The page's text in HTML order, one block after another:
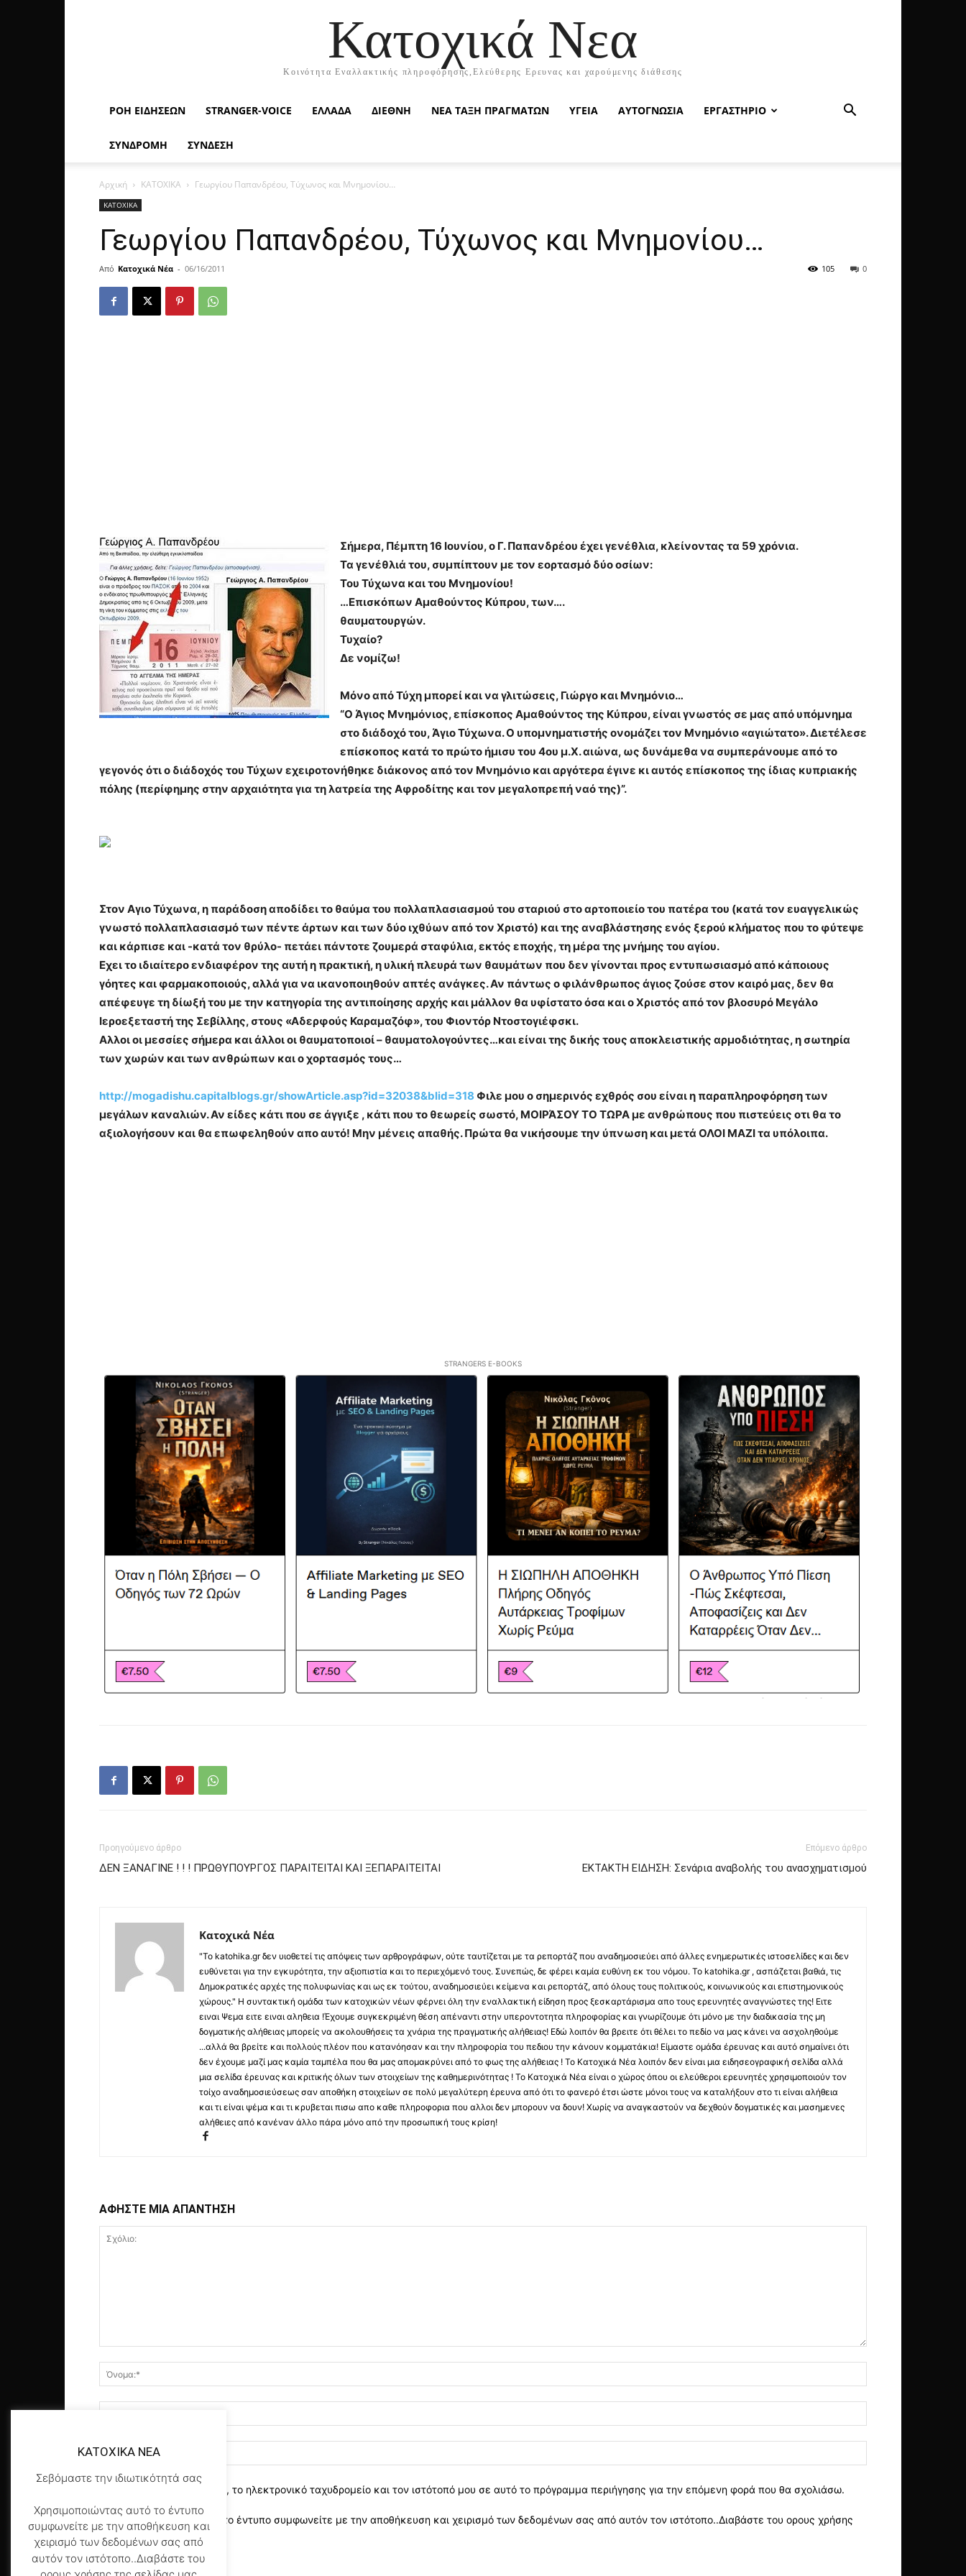
Κατοχικά Νεα
Κοινότητα Εναλλακτικής πληροφόρησης,Ελεύθερης Ερευνας και χαρούμενης διάθεσης
ΡΟΉ ΕΙΔΉΣΕΩΝ STRANGER-VOICE ΕΛΛΑΔΑ ΔΙΕΘΝΗ ΝΕΑ ΤΑΞΗ ΠΡΑΓΜΑΤΩΝ ΥΓΕΙΑ ΑΥΤΟΓΝΩΣΙΑ ΕΡΓΑΣΤΗΡΙΟ
ΣΥΝΔΡΟΜΗ ΣΥΝΔΕΣΗ
Αρχική ΚΑΤΟΧΙΚΑ Γεωργίου Παπανδρέου, Τύχωνος και Μνημονίου…
ΚΑΤΟΧΙΚΑ
Γεωργίου Παπανδρέου, Τύχωνος και Μνημονίου…
Από Κατοχικά Νέα - 06/16/2011 0
105
Σήμερα, Πέμπτη 16 Ιουνίου, ο Γ. Παπανδρέου έχει γενέθλια, κλείνοντας τα 59 χρόνια.
Τα γενέθλιά του, συμπίπτουν με τον εορτασμό δύο οσίων:
Του Τύχωνα και του Μνημονίου!
…Επισκόπων Αμαθούντος Κύπρου, των….
θαυματουργών.
Τυχαίο?
Δε νομίζω!
Μόνο από Τύχη μπορεί και να γλιτώσεις, Γιώργο και Μνημόνιο…
“Ο Άγιος Μνημόνιος, επίσκοπος Αμαθούντος της Κύπρου, είναι γνωστός σε μας από υπόμνημα
στο διάδοχό του, Άγιο Τύχωνα. Ο υπομνηματιστής ονομάζει τον Μνημόνιο «αγιώτατο». Διετέλεσε
επίσκοπος κατά το πρώτο ήμισυ του 4ου μ.Χ. αιώνα, ως δυνάμεθα να συμπεράνουμε από το
γεγονός ότι ο διάδοχός του Τύχων εχειροτονήθηκε διάκονος από τον Μνημόνιο και αργότερα έγινε κι αυτός επίσκοπος της ίδιας κυπριακής
πόλης (περίφημης στην αρχαιότητα για τη λατρεία της Αφροδίτης και τον μεγαλοπρεπή ναό της)”.
Στον Αγιο Τύχωνα, η παράδοση αποδίδει το θαύμα του πολλαπλασιασμού του σταριού στο αρτοποιείο του πατέρα του (κατά τον ευαγγελικώς
γνωστό πολλαπλασιασμό των πέντε άρτων και των δύο ιχθύων από τον Χριστό) και της αναβλάστησης ενός ξερού κλήματος που το φύτεψε
και κάρπισε και -κατά τον θρύλο- πετάει πάντοτε ζουμερά σταφύλια, εκτός εποχής, τη μέρα της μνήμης του αγίου.
Εχει το ιδιαίτερο ενδιαφέρον της αυτή η πρακτική, η υλική πλευρά των θαυμάτων που δεν γίνονται προς εντυπωσιασμό από κάποιους
γόητες και φαρμακοποιούς, αλλά για να ικανοποιηθούν απτές ανάγκες. Αν πάντως ο φιλάνθρωπος άγιος ζούσε στον καιρό μας, δεν θα
απέφευγε τη δίωξή του με την κατηγορία της αντιποίησης αρχής και μάλλον θα υφίστατο όσα και ο Χριστός από τον βλοσυρό Μεγάλο
Ιεροεξεταστή της Σεβίλλης, στους «Αδερφούς Καραμαζόφ», του Φιοντόρ Ντοστογιέφσκι.
Αλλοι οι μεσσίες σήμερα και άλλοι οι θαυματοποιοί – θαυματολογούντες…και είναι της δικής τους αποκλειστικής αρμοδιότητας, η σωτηρία
των χωρών και των ανθρώπων και ο χορτασμός τους…
http://mogadishu.capitalblogs.gr/showArticle.asp?id=32038&blid=318 Φιλε μου ο σημερινός εχθρός σου είναι η παραπληροφόρηση των
μεγάλων καναλιών. Αν είδες κάτι που σε άγγιξε , κάτι που το θεωρείς σωστό, ΜΟΙΡΆΣΟΥ ΤΟ ΤΩΡΑ με ανθρώπους που πιστεύεις οτι θα το
αξιολογήσουν και θα επωφεληθούν απο αυτό! Μην μένεις απαθής. Πρώτα θα νικήσουμε την ύπνωση και μετά ΟΛΟΙ ΜΑΖΙ τα υπόλοιπα.
STRANGERS E-BOOKS
Προηγούμενο άρθρο
ΔΕΝ ΞΑΝΑΓΙΝΕ ! ! ! ΠΡΩΘΥΠΟΥΡΓΟΣ ΠΑΡΑΙΤΕΙΤΑΙ ΚΑΙ ΞΕΠΑΡΑΙΤΕΙΤΑΙ
Επόμενο άρθρο
ΕΚΤΑΚΤΗ ΕΙΔΗΣΗ: Σενάρια αναβολής του ανασχηματισμού
Κατοχικά Νέα
"Το katohika.gr δεν υιοθετεί τις απόψεις των αρθρογράφων, ούτε ταυτίζεται με τα ρεπορτάζ που αναδημοσιεύει από άλλες ενημερωτικές ιστοσελίδες και δεν
ευθύνεται για την εγκυρότητα, την αξιοπιστία και το περιεχόμενό τους. Συνεπώς, δε φέρει καμία ευθύνη εκ του νόμου. Το katohika.gr , ασπάζεται βαθιά, τις
Δημοκρατικές αρχές της πολυφωνίας και ως εκ τούτου, αναδημοσιεύει κείμενα και ρεπορτάζ, από όλους τους πολιτικούς, κοινωνικούς και επιστημονικούς
χώρους." Η συντακτική ομάδα των κατοχικών νέων φέρνει όλη την εναλλακτική είδηση προς ξεσκαρτάρισμα απο τους ερευνητές αναγνώστες της! Ειτε
ειναι Ψεμα ειτε ειναι αληθεια !Έχουμε συγκεκριμένη θέση απέναντι στην υπεροντοτητα πληροφορίας και γνωρίζουμε ότι μόνο με την διαδικασία της μη
δογματικής αλήθειας μπορείς να ακολουθήσεις τα χνάρια της πραγματικής αλήθειας! Εδώ λοιπόν θα βρειτε ότι θέλει το πεδίο να μας κάνει να ασχοληθούμε
...αλλά θα βρείτε και πολλούς πλέον που κατανόησαν και την πληροφορία του πεδιου την κάνουν κομματάκια! Είμαστε ομάδα έρευνας και αυτό σημαίνει ότι
δεν έχουμε μαζί μας καμία ταμπέλα που θα μας απομακρύνει από το φως της αλήθειας ! Το Κατοχικά Νέα λοιπόν δεν είναι μια ειδησεογραφική σελίδα αλλά
μια σελίδα έρευνας και κριτικής όλων των στοιχείων της καθημερινότητας ! Το Κατοχικά Νέα είναι ο χώρος όπου οι ελεύθεροι ερευνητές χρησιμοποιούν τον
τοίχο αναδημοσιεύσεως σαν αποθήκη στοιχείων σε πολύ μεγαλύτερη έρευνα από ότι το φανερό έτσι ώστε μόνοι τους να καταλήξουν στο τι είναι αλήθεια
και τι είναι ψέμα και τι κρυβεται πισω απο καθε πληροφορια που αλλοι δεν μπορουν να δουν! Χωρίς να αναγκαστούν να δεχθούν δογματικές και μασημενες
αλήθειες από κανέναν άλλο πάρα μόνο από την προσωπική τους κρίση!
ΑΦΗΣΤΕ ΜΙΑ ΑΠΑΝΤΗΣΗ
αποθηκεύστε το όνομα, το ηλεκτρονικό ταχυδρομείο και τον ιστότοπό μου σε αυτό το πρόγραμμα περιήγησης για την επόμενη φορά που θα σχολιάσω.
Χρησιμοποιώντας αυτό το έντυπο συμφωνείτε με την αποθήκευση και χειρισμό των δεδομένων σας από αυτόν τον ιστότοπο..Διαβάστε του ορους χρήσης
της σελίδας μας
KATOXIKA NEA
Σεβόμαστε την ιδιωτικότητά σας
Χρησιμοποιώντας αυτό το έντυπο
συμφωνείτε με την αποθήκευση και
χειρισμό των δεδομένων σας από
αυτόν τον ιστότοπο..Διαβάστε του